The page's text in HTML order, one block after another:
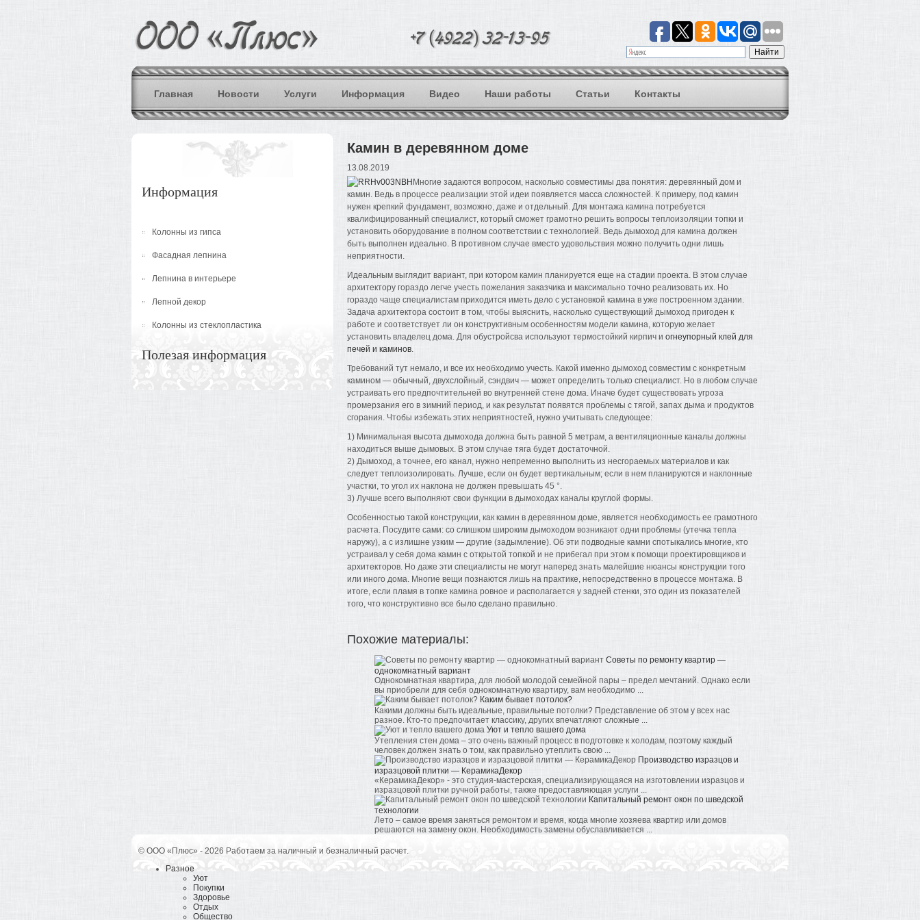
Главная Новости Услуги Информация Видео Наши работы Статьи Контакты
Информация
Колонны из гипса
Фасадная лепнина
Лепнина в интерьере
Лепной декор
Колонны из стеклопластика
Полезая информация
Камин в деревянном доме
13.08.2019
Многие задаются вопросом, насколько совместимы два понятия: деревянный дом и
камин. Ведь в процессе реализации этой идеи появляется масса сложностей. К примеру, под камин
нужен крепкий фундамент, возможно, даже и отдельный. Для монтажа камина потребуется
квалифицированный специалист, который сможет грамотно решить вопросы теплоизоляции топки и
установить оборудование в полном соответствии с технологией. Ведь дымоход для камина должен
быть выполнен идеально. В противном случае вместо удовольствия можно получить одни лишь
неприятности.
Идеальным выглядит вариант, при котором камин планируется еще на стадии проекта. В этом случае
архитектору гораздо легче учесть пожелания заказчика и максимально точно реализовать их. Но
гораздо чаще специалистам приходится иметь дело с установкой камина в уже построенном здании.
Задача архитектора состоит в том, чтобы выяснить, насколько существующий дымоход пригоден к
работе и соответствует ли он конструктивным особенностям модели камина, которую желает
установить владелец дома. Для обустройсва используют термостойкий кирпич и огнеупорный клей для
печей и каминов.
Требований тут немало, и все их необходимо учесть. Какой именно дымоход совместим с конкретным
камином — обычный, двухслойный, сэндвич — может определить только специалист. Но в любом случае
устраивать его предпочтительней во внутренней стене дома. Иначе будет существовать угроза
промерзания его в зимний период, и как результат появятся проблемы с тягой, запах дыма и продуктов
сгорания. Чтобы избежать этих неприятностей, нужно учитывать следующее:
1) Минимальная высота дымохода должна быть равной 5 метрам, а вентиляционные каналы должны
находиться выше дымовых. В этом случае тяга будет достаточной.
2) Дымоход, а точнее, его канал, нужно непременно выполнить из несгораемых материалов и как
следует теплоизолировать. Лучше, если он будет вертикальным; если в нем планируются и наклонные
участки, то угол их наклона не должен превышать 45 °.
3) Лучше всего выполняют свои функции в дымоходах каналы круглой формы.
Особенностью такой конструкции, как камин в деревянном доме, является необходимость ее грамотного
расчета. Посудите сами: со слишком широким дымоходом возникают одни проблемы (утечка тепла
наружу), а с излишне узким — другие (задымление). Об эти подводные камни спотыкались многие, кто
устраивал у себя дома камин с открытой топкой и не прибегал при этом к помощи проектировщиков и
архитекторов. Но даже эти специалисты не могут наперед знать малейшие нюансы конструкции того
или иного дома. Многие вещи познаются лишь на практике, непосредственно в процессе монтажа. В
итоге, если пламя в топке камина ровное и располагается у задней стенки, это один из показателей
того, что конструктивно все было сделано правильно.
Похожие материалы:
Советы по ремонту квартир —
однокомнатный вариант
Однокомнатная квартира, для любой молодой семейной пары – предел мечтаний. Однако если
вы приобрели для себя однокомнатную квартиру, вам необходимо ...
Каким бывает потолок?
Какими должны быть идеальные, правильные потолки? Представление об этом у всех нас
разное. Кто-то предпочитает классику, других впечатляют сложные ...
Уют и тепло вашего дома
Утепления стен дома – это очень важный процесс в подготовке к холодам, поэтому каждый
человек должен знать о том, как правильно утеплить свою ...
Производство изразцов и
изразцовой плитки — КерамикаДекор
«КерамикаДекор» - это студия-мастерская, специализирующаяся на изготовлении изразцов и
изразцовой плитки ручной работы, также предоставляющая услуги ...
Капитальный ремонт окон по шведской
технологии
Лето – самое время заняться ремонтом и время, когда многие хозяева квартир или домов
решаются на замену окон. Необходимость замены обуславливается ...
© ООО «Плюс» - 2026 Работаем за наличный и безналичный расчет.
Разное
Уют
Покупки
Здоровье
Отдых
Общество